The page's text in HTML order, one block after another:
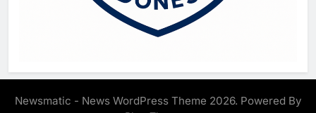
Newsmatic - News WordPress Theme 2026. Powered By